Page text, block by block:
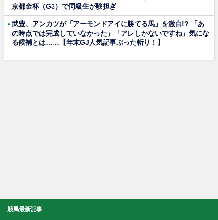
京都金杯（G3）で同級生が験担ぎ
武豊、アンカツが「アーモンドアイに勝てる馬」を激白!? 「あ
の時点では完成していなかった」「アレしかないですね」気にな
る候補とは……【年末GJ人気記事ぶった斬り！】
競馬最新記事